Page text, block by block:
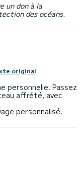
un don à la
des océans.
original
personnelle. Passez
affrété, avec